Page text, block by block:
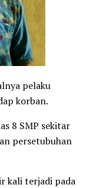
pelaku
korban.
8 SMP sekitar
persetubuhan
kali terjadi pada